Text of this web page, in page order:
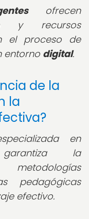
ofrecen
y recursos
el proceso de
entorno digital.
de la
la
en
la
pedagógicas
efectivo.